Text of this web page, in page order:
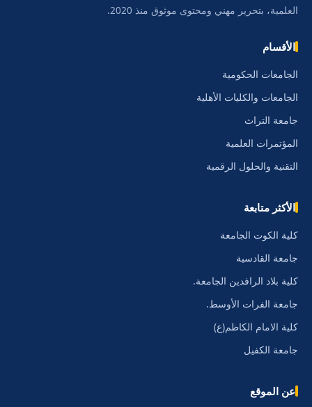
العلمية، بتحرير مهني ومحتوى موثوق منذ 2020.
الأقسام
الجامعات الحكومية
الجامعات والكليات الأهلية
جامعة التراث
المؤتمرات العلمية
التقنية والحلول الرقمية
الأكثر متابعة
كلية الكوت الجامعة
جامعة القادسية
كلية بلاد الرافدين الجامعة.
جامعة الفرات الأوسط.
كلية الامام الكاظم(ع)
جامعة الكفيل
عن الموقع